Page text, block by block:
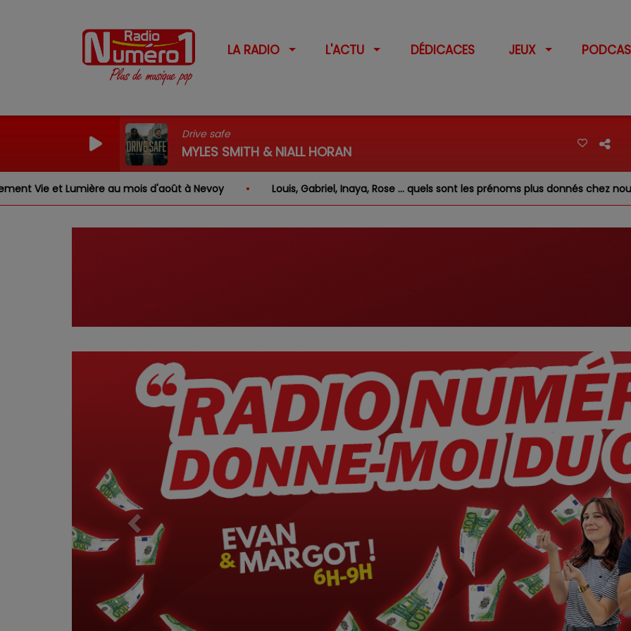
LA RADIO L'ACTU DÉDICACES JEUX
Drive safe
MYLES SMITH & NIALL HORAN
au mois d'août à Nevoy Louis, Gabriel, Inaya, Rose … quels sont les prénoms plus donnés chez nous ? Feux